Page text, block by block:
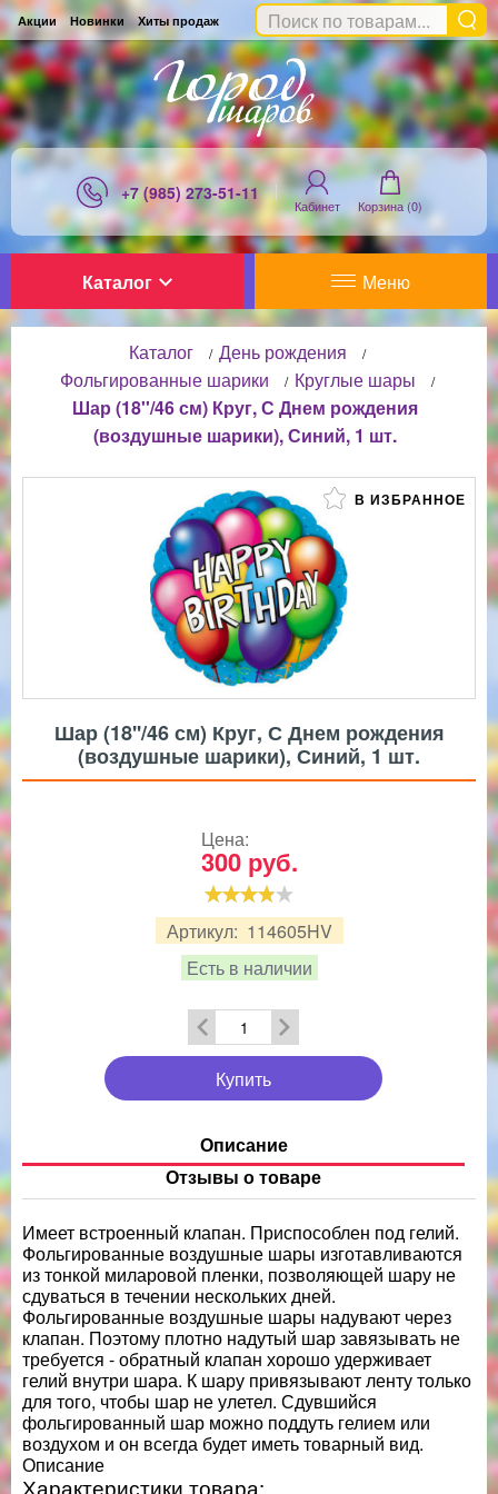
Акции Новинки Хиты продаж
+7 (985) 273-51-11
Кабинет Корзина (0)
Каталог Меню
Каталог / День рождения /
Фольгированные шарики / Круглые шары /
Шар (18''/46 см) Круг, С Днем рождения
(воздушные шарики), Синий, 1 шт.
В ИЗБРАННОЕ
Шар (18''/46 см) Круг, С Днем рождения
(воздушные шарики), Синий, 1 шт.
Артикул: 114605HV
Есть в наличии
Цена:
300 руб.
Купить
Описание
Отзывы о товаре
Имеет встроенный клапан. Приспособлен под гелий.
Фольгированные воздушные шары изготавливаются
из тонкой миларовой пленки, позволяющей шару не
сдуваться в течении нескольких дней.
Фольгированные воздушные шары надувают через
клапан. Поэтому плотно надутый шар завязывать не
требуется - обратный клапан хорошо удерживает
гелий внутри шара. К шару привязывают ленту только
для того, чтобы шар не улетел. Сдувшийся
фольгированный шар можно поддуть гелием или
воздухом и он всегда будет иметь товарный вид.
Описание
Характеристики товара: